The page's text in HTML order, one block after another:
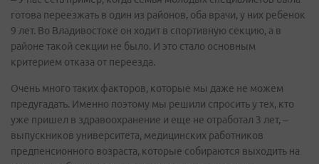
готова переезжать в один из районов, оба врачи, у них ребенок
9 лет. Во Владивостоке он ходит в спортивную секцию, а в
районе такой секции не было. И это стало основным
критерием отказа от переезда.
Очень много таких факторов, которые мы даже не можем
предугадать. Именно поэтому мы решили спросить у тех, кто
уже пришел в здравоохранение и еще не отработал 3 лет, –
выпускников университета, медицинских работников
предпенсионного возраста, которые собираются выходить на